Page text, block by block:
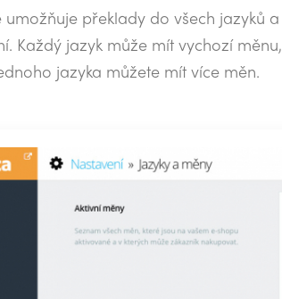
umožňuje překlady do všech jazyků a
Každý jazyk může mít vychozí měnu,
jazyka můžete mít více měn.